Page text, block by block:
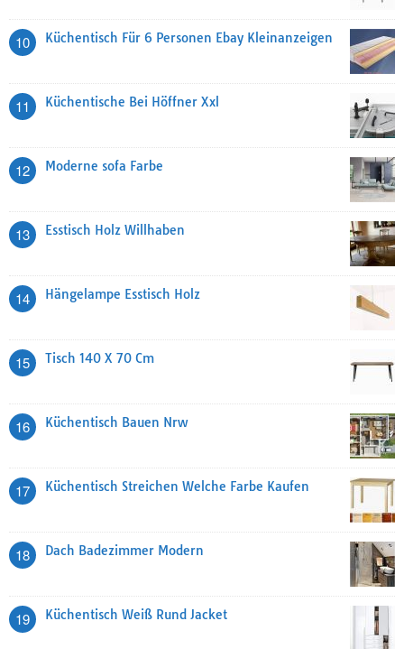
10 Küchentisch Für 6 Personen Ebay Kleinanzeigen
11 Küchentische Bei Höffner Xxl
12 Moderne sofa Farbe
13 Esstisch Holz Willhaben
14 Hängelampe Esstisch Holz
15 Tisch 140 X 70 Cm
16 Küchentisch Bauen Nrw
17 Küchentisch Streichen Welche Farbe Kaufen
18 Dach Badezimmer Modern
19 Küchentisch Weiß Rund Jacket